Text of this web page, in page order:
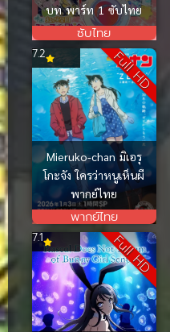
บท พาร์ท 1 ซับไทย
ซับไทย
Full HD
Mieruko-chan มิเอรุ
โกะจัง ใครว่าหนูเห็นผี
พากย์ไทย
พากย์ไทย
7.2
Full HD
7.1